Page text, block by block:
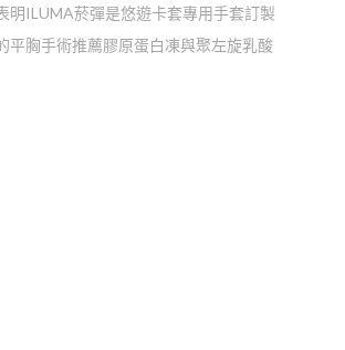
明ILUMA菸彈是悠遊卡套專用手套訂製
平胸手術推薦膠原蛋白凍與聚左旋乳酸